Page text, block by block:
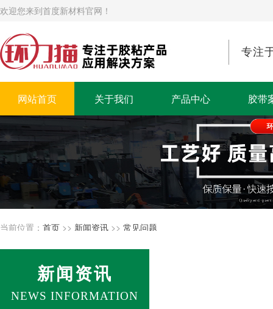
欢迎您来到首度新材料官网！
专注
网站首页 关于我们 产品中心 胶带
当前位置： 首页 >> 新闻资讯 >> 常见问题
新闻资讯
NEWS INFORMATION